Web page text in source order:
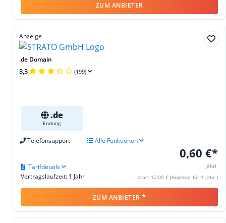
ZUM ANBIETER
Anzeige
.de Domain
3,3 (199)
.de
Endung
Telefonsupport Alle Funktionen
0,60 €*
jährl.
statt 12,00 € (Angebot für 1 Jahr )
Vertragslaufzeit: 1 Jahr
Tarifdetails
ZUM ANBIETER *